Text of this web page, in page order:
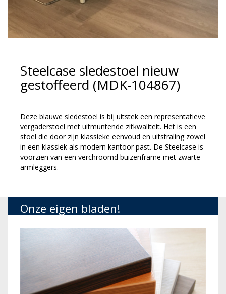
Steelcase sledestoel nieuw
gestoffeerd (MDK-104867)
Deze blauwe sledestoel is bij uitstek een representatieve
vergaderstoel met uitmuntende zitkwaliteit. Het is een
stoel die door zijn klassieke eenvoud en uitstraling zowel
in een klassiek als modern kantoor past. De Steelcase is
voorzien van een verchroomd buizenframe met zwarte
armleggers.
Onze eigen bladen!